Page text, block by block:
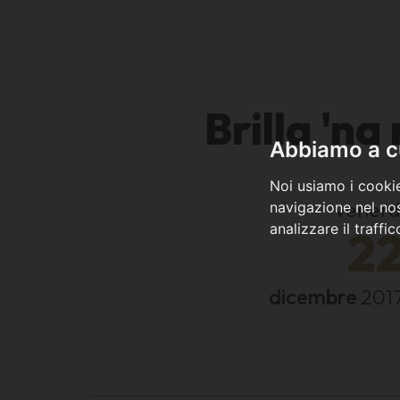
Abbiamo a
Noi usiamo i
navigazione nel
analizzare il
Brilla 'na
dicembre